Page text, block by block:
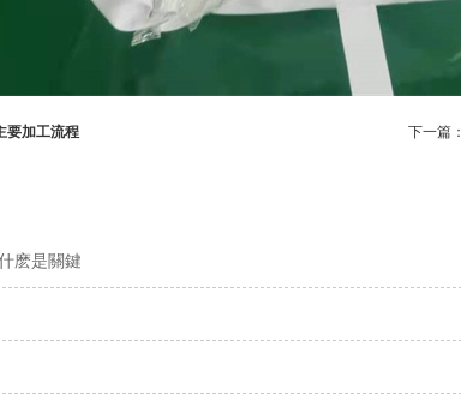
下一篇：
要加工流程
什麽是關鍵